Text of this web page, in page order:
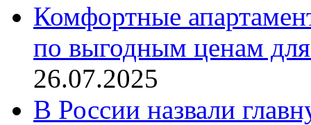
Комфортные
по выгодным ценам
26.07.2025
В России назвали